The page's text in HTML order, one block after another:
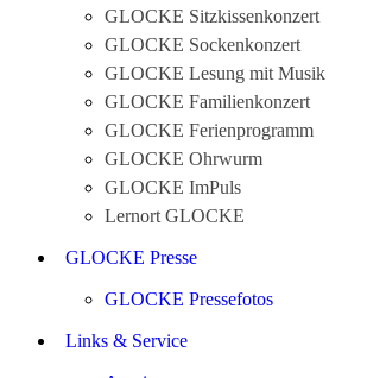
GLOCKE Sitzkissenkonzert
GLOCKE Sockenkonzert
GLOCKE Lesung mit Musik
GLOCKE Familienkonzert
GLOCKE Ferienprogramm
GLOCKE Ohrwurm
GLOCKE ImPuls
Lernort GLOCKE
GLOCKE Presse
GLOCKE Pressefotos
Links & Service